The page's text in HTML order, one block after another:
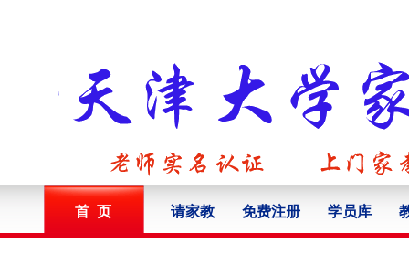
首 页 请家教 免费注册 学员库